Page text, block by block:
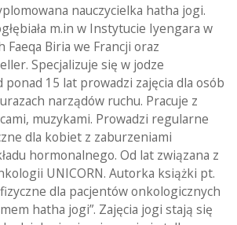
nauczycielka hatha jogi.
m.in w Instytucie Iyengara w
Faeqa Biria we Francji oraz
Specjalizuje się w jodze
15 lat prowadzi zajęcia dla osób
narządów ruchu. Pracuje z
muzykami. Prowadzi regularne
dla kobiet z zaburzeniami
hormonalnego. Od lat związana z
UNICORN. Autorka książki pt.
dla pacjentów onkologicznych
hatha jogi”. Zajęcia jogi stają się